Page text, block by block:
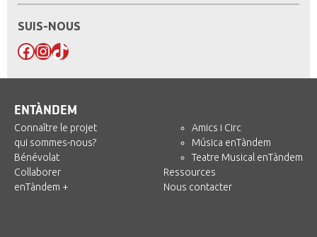
SUIS-NOUS
Facebook
Instagram
TikTok
ENTÀNDEM
Connaître le projet
qui sommes-nous?
Bénévolat
Collaborer
enTàndem +
Amics i Circ
Música enTàndem
Teatre Musical enTàndem
Ressources
Nous contacter